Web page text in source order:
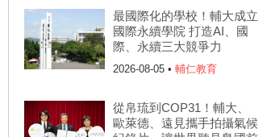
最國際化的學校！輔大成立
國際永續學院 打造AI、國
際、永續三大競爭力
2026-08-05 • 輔仁教育
從帛琉到COP31！輔大、
歐萊德、遠見攜手拍攝氣候